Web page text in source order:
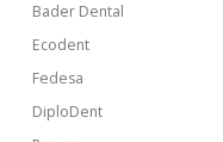
Bader Dental
Ecodent
Fedesa
DiploDent